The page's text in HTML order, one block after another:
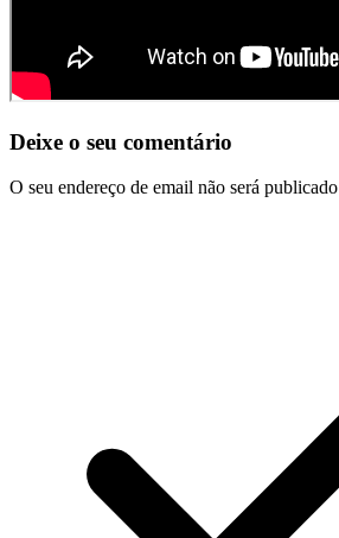
Deixe o seu comentário
O seu endereço de email não será publicado